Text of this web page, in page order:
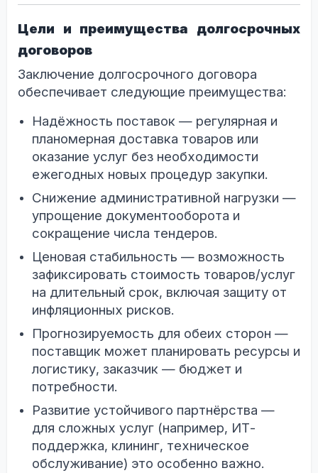
Цели и преимущества долгосрочных
договоров
Заключение долгосрочного договора
обеспечивает следующие преимущества:
Надёжность поставок — регулярная и
планомерная доставка товаров или
оказание услуг без необходимости
ежегодных новых процедур закупки.
Снижение административной нагрузки —
упрощение документооборота и
сокращение числа тендеров.
Ценовая стабильность — возможность
зафиксировать стоимость товаров/услуг
на длительный срок, включая защиту от
инфляционных рисков.
Прогнозируемость для обеих сторон —
поставщик может планировать ресурсы и
логистику, заказчик — бюджет и
потребности.
Развитие устойчивого партнёрства —
для сложных услуг (например, ИТ-
поддержка, клининг, техническое
обслуживание) это особенно важно.